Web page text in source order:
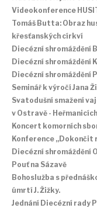
Videokonference
Tomáš Butta: Obraz
křesťanských církví
Diecézní shromáždění
Diecézní shromáždění
Diecézní shromáždění
Seminář k výročí Jana
Svatodušní smažení
v Ostravě - Heřmanicích
Koncert komorních
Konference
Diecézní shromáždění
Pouť na Sázavě
Bohoslužba s
úmrtí J. Žižky.
Jednání Diecézní rady